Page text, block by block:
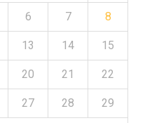
6 7 8
13 14 15
20 21 22
27 28 29